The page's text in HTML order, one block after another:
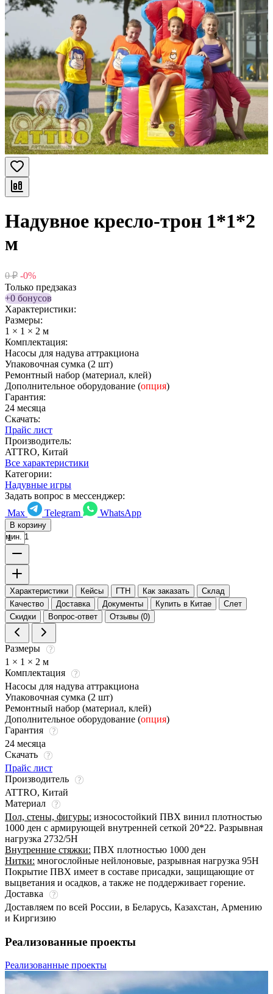
Надувное кресло-трон 1*1*2
м
0 ₽ -0%
Только предзаказ
+0 бонусов
Характеристики:
Размеры:
1 × 1 × 2 м
Комплектация:
Насосы для надува аттракциона
Упаковочная сумка (2 шт)
Ремонтный набор (материал, клей)
Дополнительное оборудование (опция)
Гарантия:
24 месяца
Скачать:
Прайс лист
Производитель:
ATTRO, Китай
Все характеристики
Категории:
Надувные игры
Задать вопрос в мессенджер:
Max
Telegram WhatsApp
В корзину
мин. 1
Характеристики Кейсы ГТН Как заказать
Склад
Качество
Доставка Документы Купить в Китае
Слет
Скидки
Вопрос-ответ Отзывы (0)
Размеры
1 × 1 × 2 м
Комплектация
Насосы для надува аттракциона
Упаковочная сумка (2 шт)
Ремонтный набор (материал, клей)
Дополнительное оборудование (опция)
Гарантия
24 месяца
Скачать
Прайс лист
Производитель
ATTRO, Китай
Материал
Пол, стены, фигуры: износостойкий ПВХ винил плотностью
1000 ден с армирующей внутренней сеткой 20*22. Разрывная
нагрузка 2732/5Н
Внутренние стяжки: ПВХ плотностью 1000 ден
Нитки: многослойные нейлоновые, разрывная нагрузка 95Н
Покрытие ПВХ имеет в составе присадки, защищающие от
выцветания и осадков, а также не поддерживает горение.
Доставка
Доставляем по всей России, в Беларусь, Казахстан, Армению
и Киргизию
Реализованные проекты
Реализованные проекты